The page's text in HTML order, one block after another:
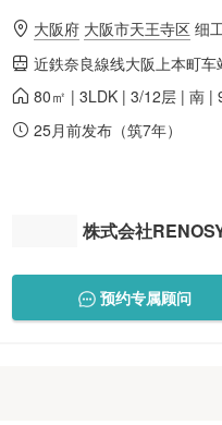
大阪府 大阪市天王寺区 细
近鉄奈良線线大阪上本町
80㎡ | 3LDK | 3/12层 | 南 |
25月前发布（筑7年）
株式会社
预约专属顾问